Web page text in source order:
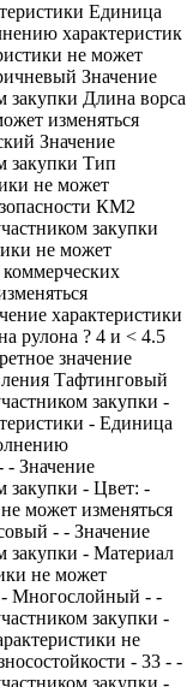
Единица
характеристик
не может
Значение
закупки Длина ворса
изменяться
Значение
закупки Тип
не может
КМ2
закупки
не может
характеристики
рулона ? 4 и < 4.5
значение
Тафтинговый
закупки -
- Единица
- Значение
закупки - Цвет: -
может изменяться
- - Значение
закупки - Материал
не может
- Многослойный - -
закупки -
не
- 33 - -
закупки -